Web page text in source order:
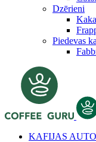
Dzērieni
Piedevas
KAFIJAS